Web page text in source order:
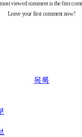
목록